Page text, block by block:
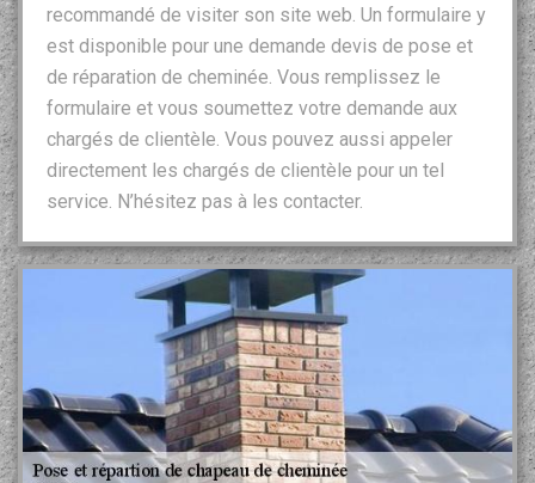
recommandé de visiter son site web. Un formulaire y
est disponible pour une demande devis de pose et
de réparation de cheminée. Vous remplissez le
formulaire et vous soumettez votre demande aux
chargés de clientèle. Vous pouvez aussi appeler
directement les chargés de clientèle pour un tel
service. N’hésitez pas à les contacter.